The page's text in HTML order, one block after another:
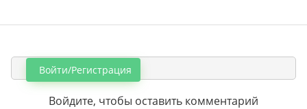
Войти/Регистрация
Войдите, чтобы оставить комментарий